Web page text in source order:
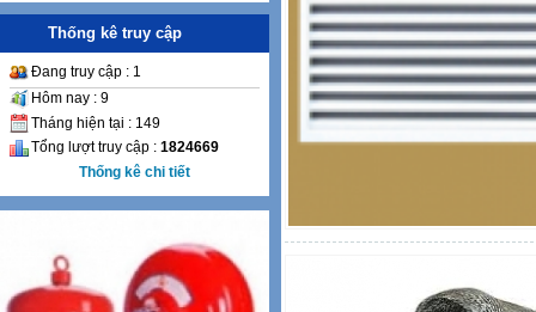
Thống kê truy cập
Đang truy cập : 1
Hôm nay : 9
Tháng hiện tại : 149
Tổng lượt truy cập : 1824669
Thống kê chi tiết